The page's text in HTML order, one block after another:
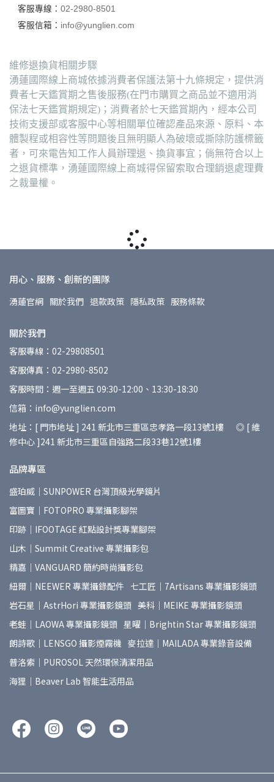
客服專線： 02-2980-8501
客服信箱： info@yunglien.com
維修退換貨相關步驟
湧蓮國際線上商城依據消費者保護法第十九條規定，提供消
費者七天鑑賞期之售後服務(在門市購買之商品並不適用消
保法七天鑑賞期規定)；消費者於七天鑑賞期內，經本公司
技術支援部或客服中心等相關單位確認產品來源、原料、本
體製程或相容性等問題後且無明顯人為破壞或撕除防護標籤
者，可來電告知工作人員辦理退、換貨事宜；倘無符合以上
之退貨標準，湧蓮國際線上商城得保留索取合理銷退處理費
之裁量權。
用心、服務、創新的團隊
湧蓮官網 關於我們 退款政策 隱私政策 服務條款
關於我們
客服專線：02-29808501
客服傳真：02-2980-8502
客服時間：週一至週五 09:30-12:00、13:30-18:30
信箱：info@yunglien.com
地址：[ 門市地址 ] 241 新北市三重區忠孝路一段13號1樓 ◎ [ 維
修中心 ]241 新北市三重區自強路二段33巷12號1樓
品牌專區
盛珀威｜SUNPOWER 台灣頂級光學鏡片
富圖寶｜FOTOPRO 專業攝影腳架
印跡｜IFOOTAGE 紅點設計獎專業腳架
山木｜Summit Creative 專業攝影包
精嘉｜VANGUARD 簡約時尚攝影包
紐爾｜NEEWER 專業攝錄配件 七工匠｜7Artisans 專業攝影鏡頭
岩石星｜AstrHori 專業攝影鏡頭 美科｜MEIKE 專業攝影鏡頭
老蛙｜LAOWA 專業攝影鏡頭 星曜｜Brightin Star 專業攝影鏡頭
朗詩歌｜LENSGO 攝影煙霧機 麥拉達｜MAILADA 專業錄音設備
普洛索｜PUROSOL 天然環保清潔用品
海狸｜Beaver Lab 智能生活用品